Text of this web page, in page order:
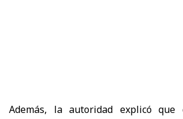
Además, la autoridad explicó que